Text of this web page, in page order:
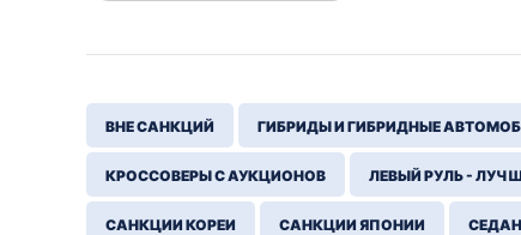
ВНЕ САНКЦИЙ ГИБРИДЫ И ГИБРИДНЫЕ
КРОССОВЕРЫ С АУКЦИОНОВ ЛЕВЫЙ РУЛЬ -
САНКЦИИ КОРЕИ САНКЦИИ ЯПОНИИ